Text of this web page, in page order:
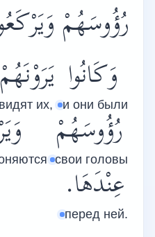
رُؤُوسَهُمْ
وَكَانُوا
и они были
их,
رُؤُوسَهُمْ
свои головы
عِنْدَهَا.
перед ней.